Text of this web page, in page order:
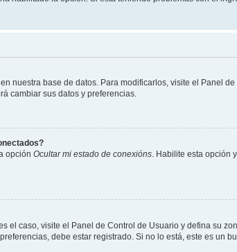
nuestra base de datos. Para modificarlos, visite el Panel
cambiar sus datos y preferencias.
opción Ocultar mi estado de conexións . Habilite esta opción
el caso, visite el Panel de Control de Usuario y defina su
debe estar registrado. Si no lo está, este es un